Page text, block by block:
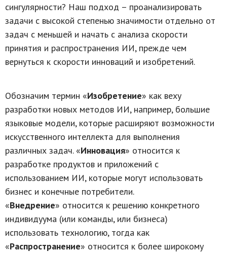
сингулярности? Наш подход – проанализировать
задачи с высокой степенью значимости отдельно от
задач с меньшей и начать с анализа скорости
принятия и распространения ИИ, прежде чем
вернуться к скорости инноваций и изобретений.
Обозначим термин «Изобретение» как веху
разработки новых методов ИИ, например, большие
языковые модели, которые расширяют возможности
искусственного интеллекта для выполнения
различных задач. «Инновация» относится к
разработке продуктов и приложений с
использованием ИИ, которые могут использовать
бизнес и конечные потребители.
«Внедрение» относится к решению конкретного
индивидуума (или команды, или бизнеса)
использовать технологию, тогда как
«Распространение» относится к более широкому